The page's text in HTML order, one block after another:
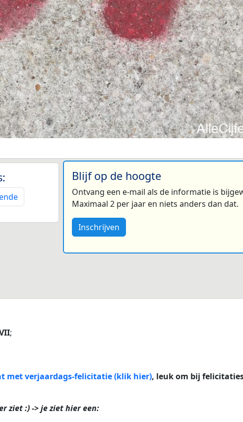
Blijf op de hoogte
Ontvang een e-mail als de informatie is
Maximaal 2 per jaar en niets anders dan dat.
Inschrijven
;
met verjaardags-felicitatie (klik hier), leuk om bij
ziet :) -> je ziet hier een: